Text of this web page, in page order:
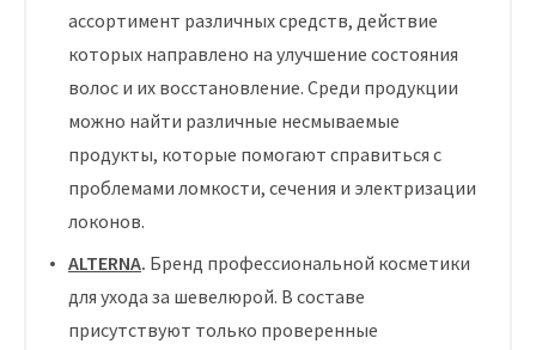
ассортимент различных средств, действие
которых направлено на улучшение состояния
волос и их восстановление. Среди продукции
можно найти различные несмываемые
продукты, которые помогают справиться с
проблемами ломкости, сечения и электризации
локонов.
ALTERNA. Бренд профессиональной косметики
для ухода за шевелюрой. В составе
присутствуют только проверенные